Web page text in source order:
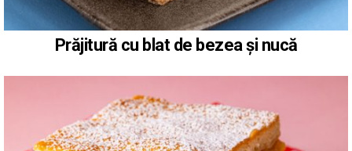
Prăjitură cu blat de bezea și nucă